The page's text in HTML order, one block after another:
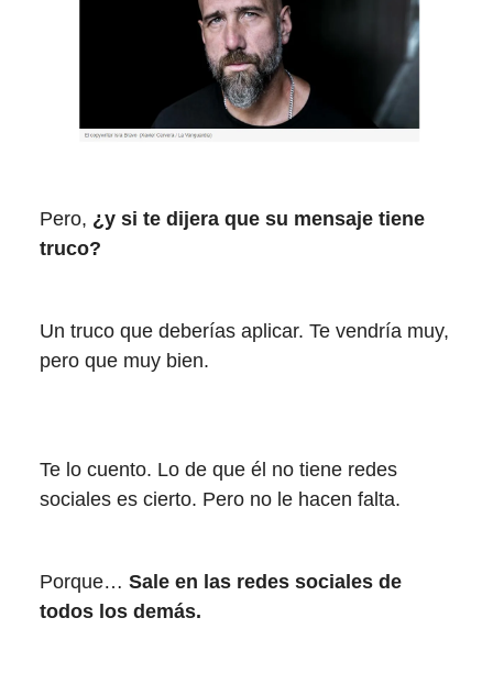
Pero, ¿y si te dijera que su mensaje tiene
truco?
Un truco que deberías aplicar. Te vendría muy,
pero que muy bien.
Te lo cuento. Lo de que él no tiene redes
sociales es cierto. Pero no le hacen falta.
Porque… Sale en las redes sociales de
todos los demás.